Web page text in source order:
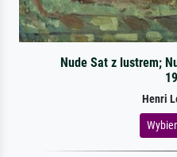
Nude Sat z lustrem;
Henri